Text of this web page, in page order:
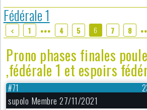
Fédérale 1
1 ●●● 4 5 6 7 8
Prono phases finales
,fédérale 1 et espoirs
#71
supolo Membre 27/11/2021